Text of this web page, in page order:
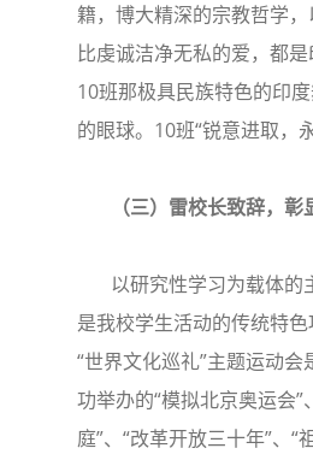
籍，博大精深的宗教哲学
比虔诚洁净无私的爱，都是
10班那极具民族特色的印
的眼球。10班“锐意进取，
（三）雷校长致辞，彰
以研究性学习为载体的
是我校学生活动的传统特
“世界文化巡礼”主题运动
功举办的“模拟北京奥运会”
庭”、“改革开放三十年”、“